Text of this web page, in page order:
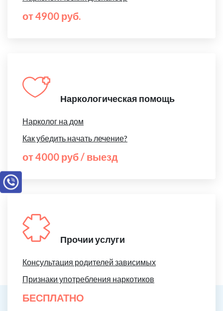
от 4900 руб.
Наркологическая помощь
Нарколог на дом
Как убедить начать лечение?
от 4000 руб / выезд
Прочии услуги
Консультация родителей зависимых
Признаки употребления наркотиков
БЕСПЛАТНО